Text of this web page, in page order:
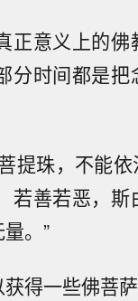
正意义上的
分时间都是
提珠，不能
若善若恶，
。”
得一些佛菩萨